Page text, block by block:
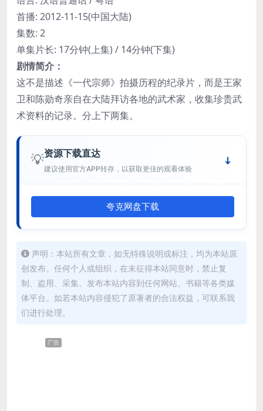
首播: 2012-11-15(中国大陆)
集数: 2
单集片长: 17分钟(上集) / 14分钟(下集)
剧情简介：
这不是描述《一代宗师》拍摄历程的纪录片，而是王家
卫和陈勋奇亲自在大陆拜访各地的武术家，收集珍贵武
术资料的记录。分上下两集。
💡资源下载直达
建议使用官方APP转存，以获取更佳的观看体验
夸克网盘下载
声明：本站所有文章，如无特殊说明或标注，均为本站原
创发布。任何个人或组织，在未征得本站同意时，禁止复
制、盗用、采集、发布本站内容到任何网站、书籍等各类媒
体平台。如若本站内容侵犯了原著者的合法权益，可联系我
们进行处理。
广告